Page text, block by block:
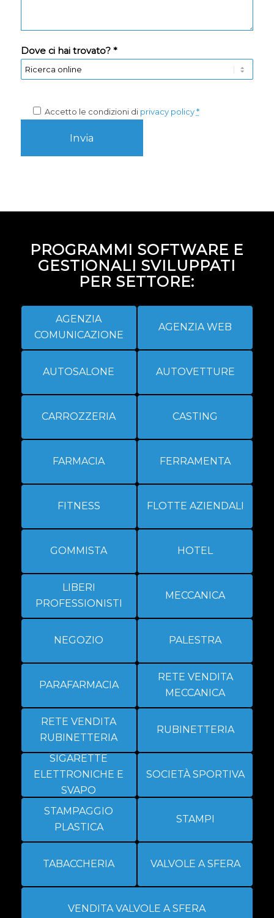
Dove ci hai trovato? *
Accetto le condizioni di privacy policy *
PROGRAMMI SOFTWARE E
GESTIONALI SVILUPPATI
PER SETTORE:
AGENZIA
COMUNICAZIONE
AGENZIA WEB
AUTOSALONE AUTOVETTURE
CARROZZERIA CASTING
FARMACIA FERRAMENTA
FITNESS FLOTTE AZIENDALI
GOMMISTA HOTEL
LIBERI
PROFESSIONISTI
MECCANICA
NEGOZIO PALESTRA
PARAFARMACIA
RETE VENDITA
MECCANICA
RETE VENDITA
RUBINETTERIA
RUBINETTERIA
SIGARETTE
ELETTRONICHE E
SVAPO
SOCIETÀ SPORTIVA
STAMPAGGIO
PLASTICA
STAMPI
TABACCHERIA VALVOLE A SFERA
VENDITA VALVOLE A SFERA